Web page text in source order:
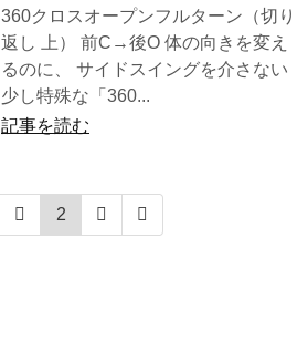
360クロスオープンフルターン（切り
返し 上） 前C→後O 体の向きを変え
るのに、 サイドスイングを介さない
少し特殊な「360...
記事を読む
2